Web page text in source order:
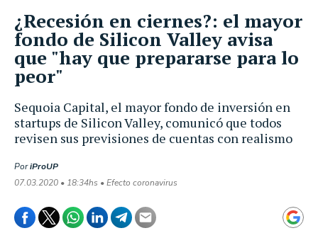
Sequoia Capital, el mayor fondo de inversión en
startups de Silicon Valley, comunicó que todos
revisen sus previsiones de cuentas con realismo
PoriProUP
07.03.2020 • 18:34hs • Efecto coronavirus
¿Recesión en ciernes?: el mayor
fondo de Silicon Valley avisa
que "hay que prepararse para lo
peor"